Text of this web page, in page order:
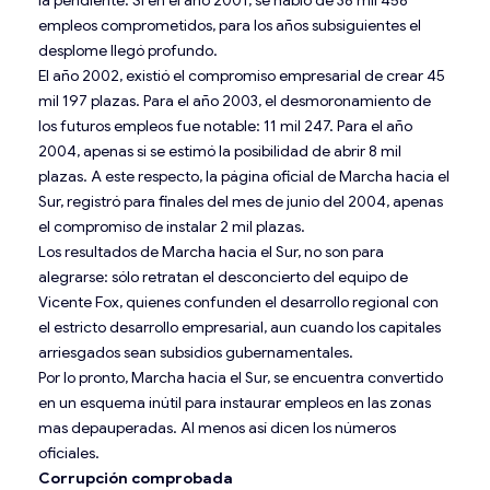
empleos comprometidos, para los años subsiguientes el
desplome llegó profundo.
El año 2002, existió el compromiso empresarial de crear 45
mil 197 plazas. Para el año 2003, el desmoronamiento de
los futuros empleos fue notable: 11 mil 247. Para el año
2004, apenas si se estimó la posibilidad de abrir 8 mil
plazas. A este respecto, la página oficial de Marcha hacia el
Sur, registró para finales del mes de junio del 2004, apenas
el compromiso de instalar 2 mil plazas.
Los resultados de Marcha hacia el Sur, no son para
alegrarse: sólo retratan el desconcierto del equipo de
Vicente Fox, quienes confunden el desarrollo regional con
el estricto desarrollo empresarial, aun cuando los capitales
arriesgados sean subsidios gubernamentales.
Por lo pronto, Marcha hacia el Sur, se encuentra convertido
en un esquema inútil para instaurar empleos en las zonas
mas depauperadas. Al menos así dicen los números
oficiales.
Corrupción comprobada